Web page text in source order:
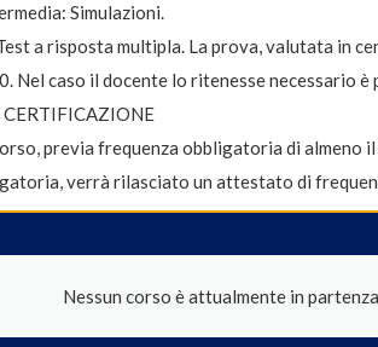
Simulazioni.
a risposta multipla. La prova, valutata in
Nel caso il docente lo ritenesse necessario
CERTIFICAZIONE
previa frequenza obbligatoria di almeno
verrà rilasciato un attestato di
Nessun corso è attualmente in partenza